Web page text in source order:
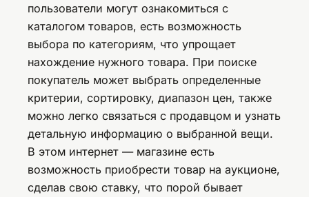
пользователи могут ознакомиться с
каталогом товаров, есть возможность
выбора по категориям, что упрощает
нахождение нужного товара. При поиске
покупатель может выбрать определенные
критерии, сортировку, диапазон цен, также
можно легко связаться с продавцом и узнать
детальную информацию о выбранной вещи.
В этом интернет — магазине есть
возможность приобрести товар на аукционе,
сделав свою ставку, что порой бывает